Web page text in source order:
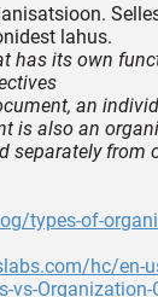
lahus.
has its own
an
is also an
separately
types-of-
hc/en-
vs-Organization-